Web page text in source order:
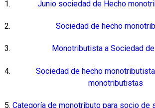
Junio sociedad de Hecho
Sociedad de hecho
Monotributista a Sociedad
Sociedad de hecho
monotributistas
Categoría de monotributo para socio de